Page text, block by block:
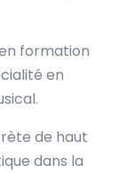
formation
en
de haut
dans la